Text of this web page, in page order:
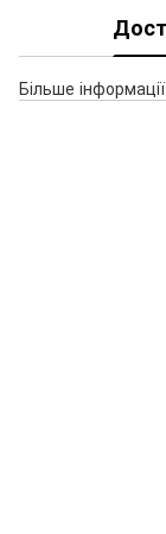
Більше